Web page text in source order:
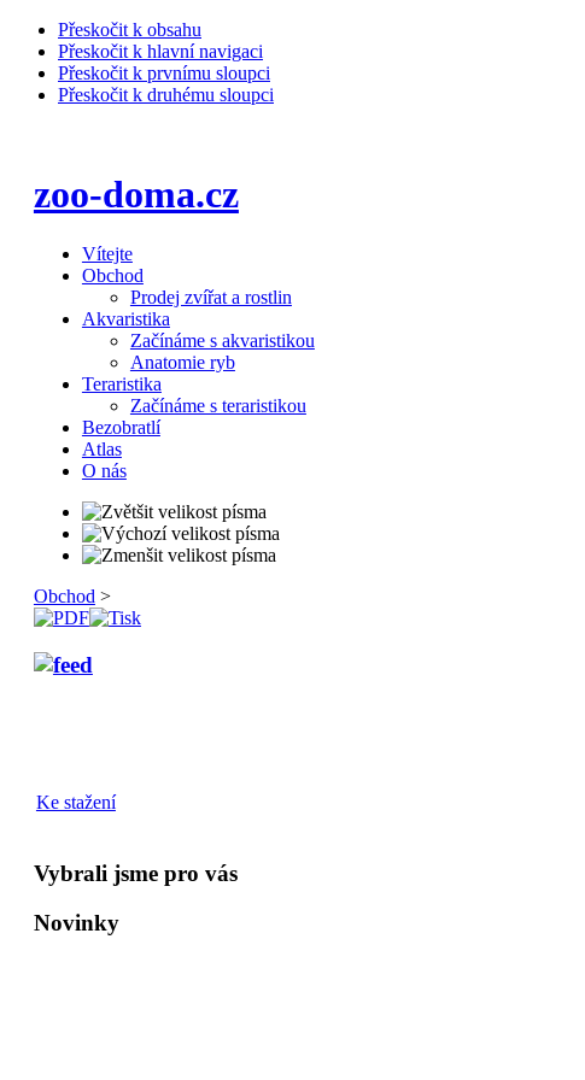
Přeskočit k obsahu
Přeskočit k hlavní navigaci
Přeskočit k prvnímu sloupci
Přeskočit k druhému sloupci
zoo-doma.cz
Vítejte
Obchod
Prodej zvířat a rostlin
Akvaristika
Začínáme s akvaristikou
Anatomie ryb
Teraristika
Začínáme s teraristikou
Bezobratlí
Atlas
O nás
Obchod >
Ke stažení
Vybrali jsme pro vás
Novinky